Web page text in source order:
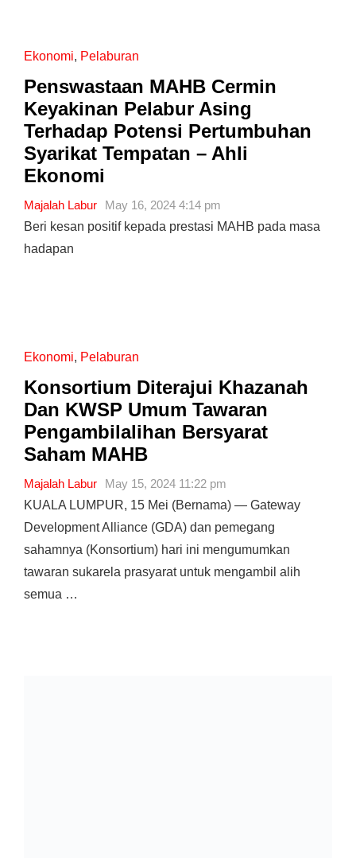
Ekonomi, Pelaburan
Penswastaan ​​MAHB Cermin
Keyakinan Pelabur Asing
Terhadap Potensi Pertumbuhan
Syarikat Tempatan – Ahli
Ekonomi
Majalah Labur
May 16, 2024 4:14 pm
Beri kesan positif kepada prestasi MAHB pada masa
hadapan
Ekonomi, Pelaburan
Konsortium Diterajui Khazanah
Dan KWSP Umum Tawaran
Pengambilalihan Bersyarat
Saham MAHB
Majalah Labur
May 15, 2024 11:22 pm
KUALA LUMPUR, 15 Mei (Bernama) — Gateway
Development Alliance (GDA) dan pemegang
sahamnya (Konsortium) hari ini mengumumkan
tawaran sukarela prasyarat untuk mengambil alih
semua …